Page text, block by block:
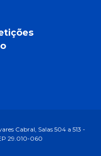
Cabral, Salas 504 a 513 -
29.010-060